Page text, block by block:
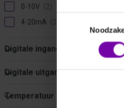
0-10V
4-20mA
Digitale ingang
Digitale ingang
Digitale uitgang
Digitale uitgang
Temperatuur
Temperatuur